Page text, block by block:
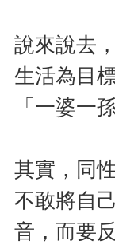
說來說去
生活為目
「一婆一
其實，同
不敢將自
音，而要